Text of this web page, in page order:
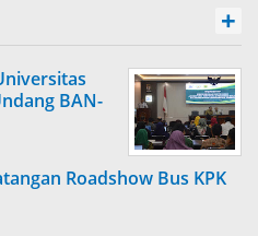
+
BAN-
Roadshow Bus KPK